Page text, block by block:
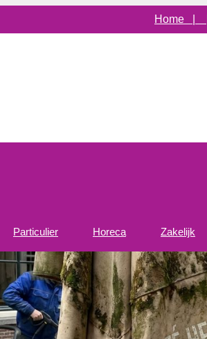
Home |
Particulier Horeca Zakelijk